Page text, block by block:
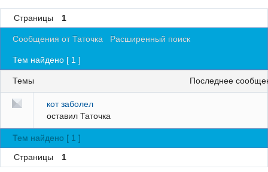
Поиск
Регистрация
Вход
Страницы 1
Сообщения от Таточка Расширенный поиск
Тем найдено [ 1 ]
Темы последнее
кот заболел
оставил Таточка
Тем найдено [ 1 ]
Страницы 1